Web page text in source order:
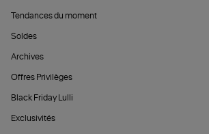
Tendances du moment
Soldes
Archives
Offres Privilèges
Black Friday Lulli
Exclusivités